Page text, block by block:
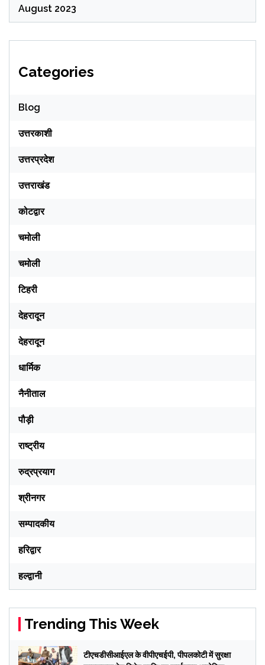
August 2023
Categories
Blog
उत्तरकाशी
उत्तरप्रदेश
उत्तराखंड
कोटद्वार
चमोली
चमोली
टिहरी
देहरादून
देहरादून
धार्मिक
नैनीताल
पौड़ी
राष्ट्रीय
रुद्रप्रयाग
श्रीनगर
सम्पादकीय
हरिद्वार
हल्द्वानी
Trending This Week
टीएचडीसीआईएल के वीपीएचईपी, पीपलकोटी में सुरक्षा